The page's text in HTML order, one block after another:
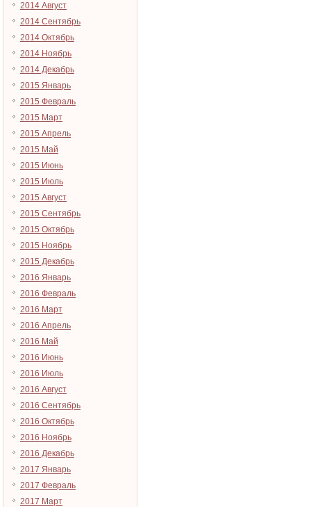
2014 Август
2014 Сентябрь
2014 Октябрь
2014 Ноябрь
2014 Декабрь
2015 Январь
2015 Февраль
2015 Март
2015 Апрель
2015 Май
2015 Июнь
2015 Июль
2015 Август
2015 Сентябрь
2015 Октябрь
2015 Ноябрь
2015 Декабрь
2016 Январь
2016 Февраль
2016 Март
2016 Апрель
2016 Май
2016 Июнь
2016 Июль
2016 Август
2016 Сентябрь
2016 Октябрь
2016 Ноябрь
2016 Декабрь
2017 Январь
2017 Февраль
2017 Март